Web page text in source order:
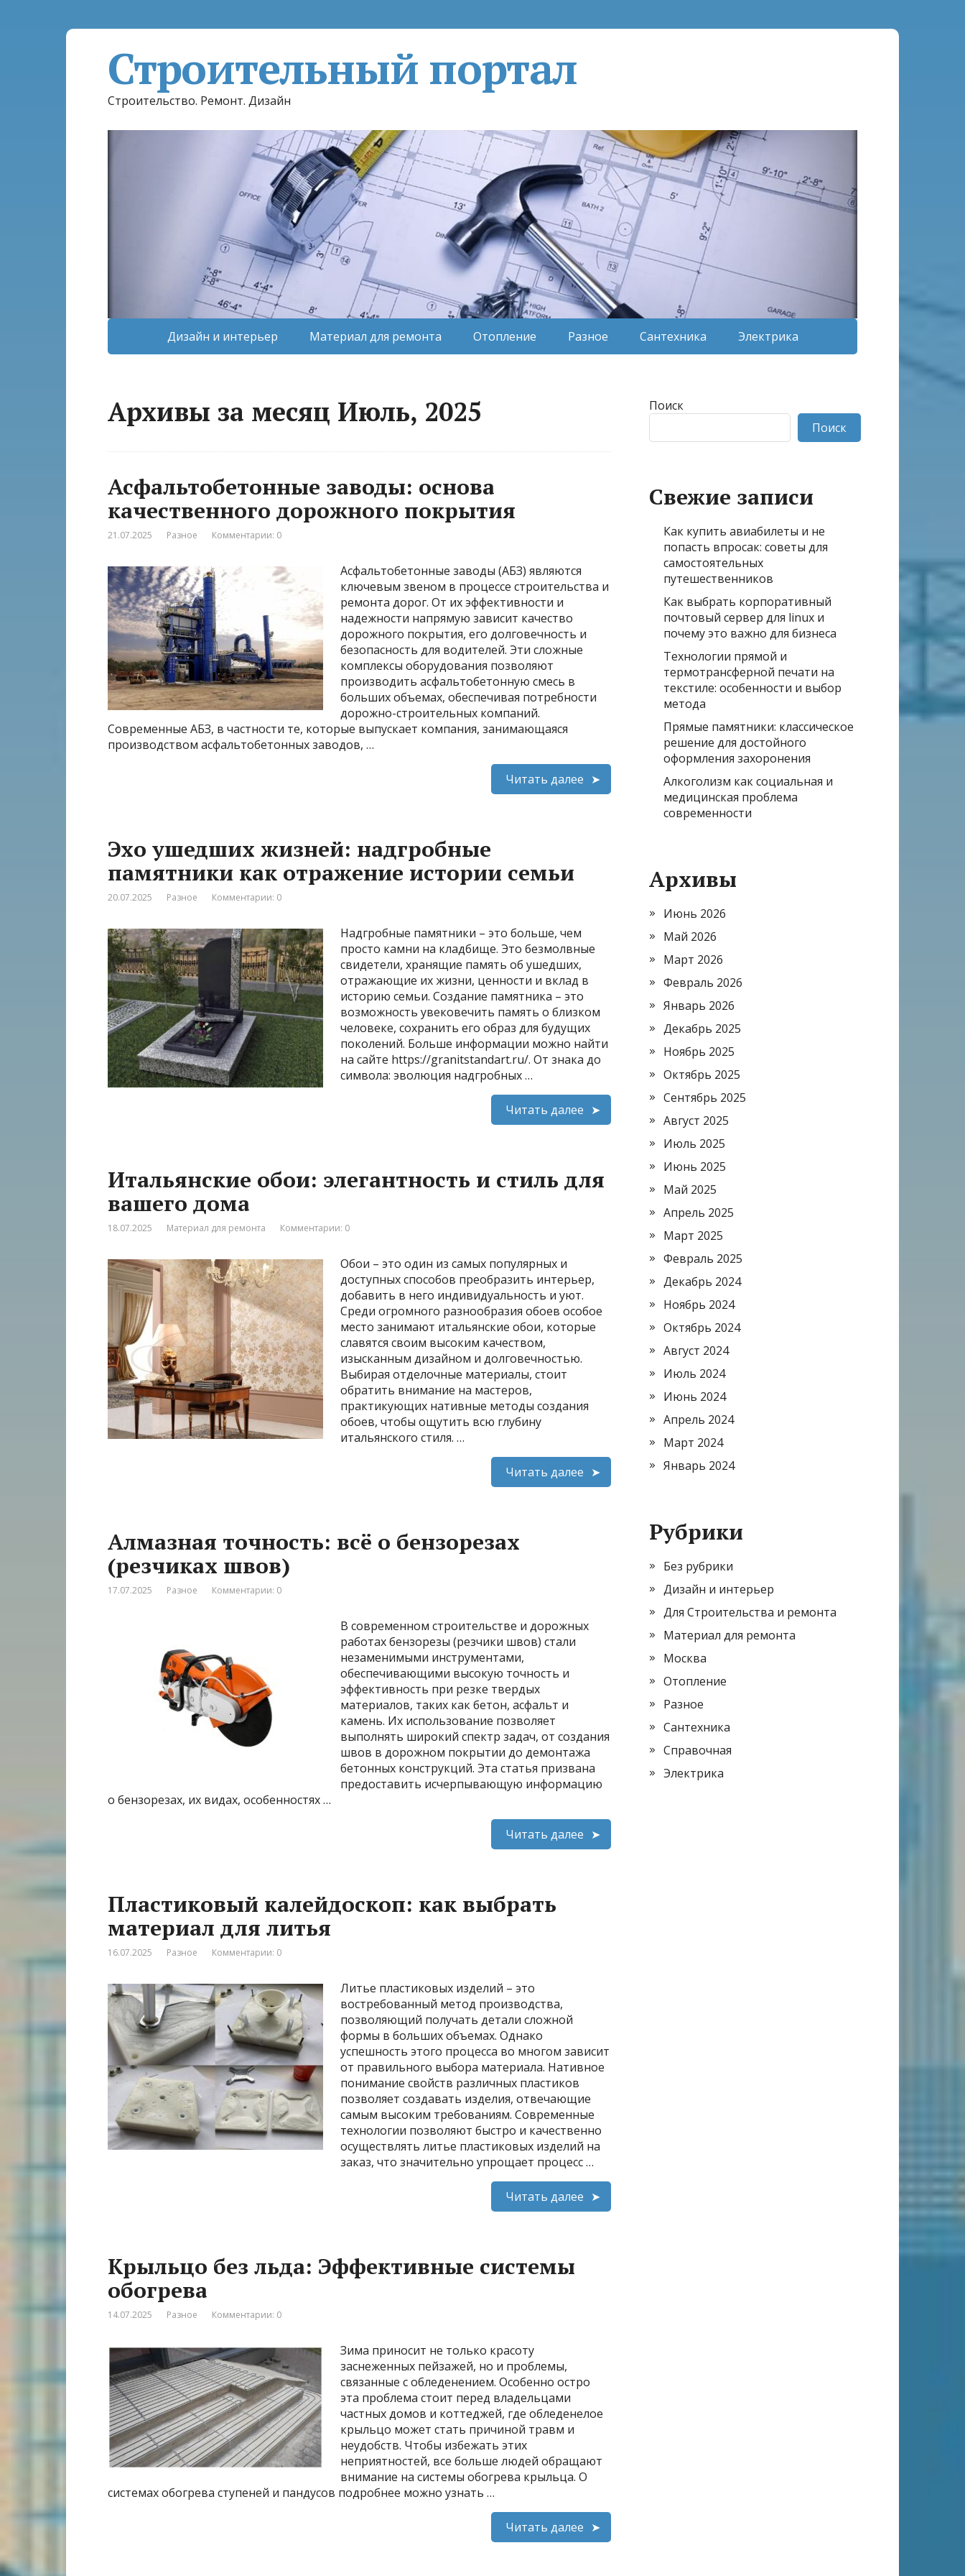
Строительный портал
Строительство. Ремонт. Дизайн
Дизайн и интерьер Материал для ремонта Отопление Разное Сантехника Электрика
Архивы за месяц Июль, 2025
Асфальтобетонные заводы: основа
качественного дорожного покрытия
21.07.2025 Разное Комментарии: 0
Асфальтобетонные заводы (АБЗ) являются
ключевым звеном в процессе строительства и
ремонта дорог. От их эффективности и
надежности напрямую зависит качество
дорожного покрытия, его долговечность и
безопасность для водителей. Эти сложные
комплексы оборудования позволяют
производить асфальтобетонную смесь в
больших объемах, обеспечивая потребности
дорожно-строительных компаний.
Современные АБЗ, в частности те, которые выпускает компания, занимающаяся
производством асфальтобетонных заводов, …
Читать далее
Эхо ушедших жизней: надгробные
памятники как отражение истории семьи
20.07.2025 Разное Комментарии: 0
Надгробные памятники – это больше, чем
просто камни на кладбище. Это безмолвные
свидетели, хранящие память об ушедших,
отражающие их жизни, ценности и вклад в
историю семьи. Создание памятника – это
возможность увековечить память о близком
человеке, сохранить его образ для будущих
поколений. Больше информации можно найти
на сайте https://granitstandart.ru/. От знака до
символа: эволюция надгробных …
Читать далее
Итальянские обои: элегантность и стиль для
вашего дома
18.07.2025 Материал для ремонта Комментарии: 0
Обои – это один из самых популярных и
доступных способов преобразить интерьер,
добавить в него индивидуальность и уют.
Среди огромного разнообразия обоев особое
место занимают итальянские обои, которые
славятся своим высоким качеством,
изысканным дизайном и долговечностью.
Выбирая отделочные материалы, стоит
обратить внимание на мастеров,
практикующих нативные методы создания
обоев, чтобы ощутить всю глубину
итальянского стиля. …
Читать далее
Алмазная точность: всё о бензорезах
(резчиках швов)
17.07.2025 Разное Комментарии: 0
В современном строительстве и дорожных
работах бензорезы (резчики швов) стали
незаменимыми инструментами,
обеспечивающими высокую точность и
эффективность при резке твердых
материалов, таких как бетон, асфальт и
камень. Их использование позволяет
выполнять широкий спектр задач, от создания
швов в дорожном покрытии до демонтажа
бетонных конструкций. Эта статья призвана
предоставить исчерпывающую информацию
о бензорезах, их видах, особенностях …
Читать далее
Пластиковый калейдоскоп: как выбрать
материал для литья
16.07.2025 Разное Комментарии: 0
Литье пластиковых изделий – это
востребованный метод производства,
позволяющий получать детали сложной
формы в больших объемах. Однако
успешность этого процесса во многом зависит
от правильного выбора материала. Нативное
понимание свойств различных пластиков
позволяет создавать изделия, отвечающие
самым высоким требованиям. Современные
технологии позволяют быстро и качественно
осуществлять литье пластиковых изделий на
заказ, что значительно упрощает процесс …
Читать далее
Крыльцо без льда: Эффективные системы
обогрева
14.07.2025 Разное Комментарии: 0
Зима приносит не только красоту
заснеженных пейзажей, но и проблемы,
связанные с обледенением. Особенно остро
эта проблема стоит перед владельцами
частных домов и коттеджей, где обледенелое
крыльцо может стать причиной травм и
неудобств. Чтобы избежать этих
неприятностей, все больше людей обращают
внимание на системы обогрева крыльца. О
системах обогрева ступеней и пандусов подробнее можно узнать …
Читать далее
Поиск
Поиск
Свежие записи
Как купить авиабилеты и не
попасть впросак: советы для
самостоятельных
путешественников
Как выбрать корпоративный
почтовый сервер для linux и
почему это важно для бизнеса
Технологии прямой и
термотрансферной печати на
текстиле: особенности и выбор
метода
Прямые памятники: классическое
решение для достойного
оформления захоронения
Алкоголизм как социальная и
медицинская проблема
современности
Архивы
Июнь 2026
Май 2026
Март 2026
Февраль 2026
Январь 2026
Декабрь 2025
Ноябрь 2025
Октябрь 2025
Сентябрь 2025
Август 2025
Июль 2025
Июнь 2025
Май 2025
Апрель 2025
Март 2025
Февраль 2025
Декабрь 2024
Ноябрь 2024
Октябрь 2024
Август 2024
Июль 2024
Июнь 2024
Апрель 2024
Март 2024
Январь 2024
Рубрики
Без рубрики
Дизайн и интерьер
Для Строительства и ремонта
Материал для ремонта
Москва
Отопление
Разное
Сантехника
Справочная
Электрика